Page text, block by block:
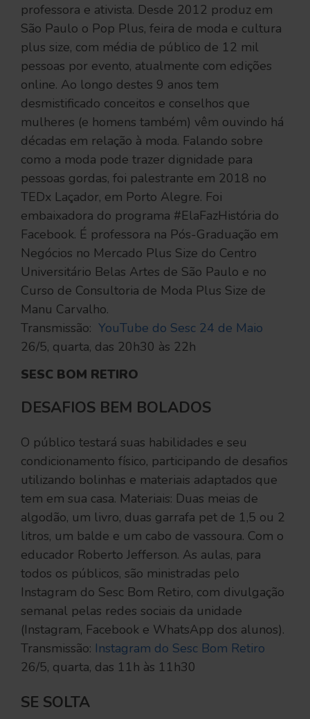
professora e ativista. Desde 2012 produz em
São Paulo o Pop Plus, feira de moda e cultura
plus size, com média de público de 12 mil
pessoas por evento, atualmente com edições
online. Ao longo destes 9 anos tem
desmistificado conceitos e conselhos que
mulheres (e homens também) vêm ouvindo há
décadas em relação à moda. Falando sobre
como a moda pode trazer dignidade para
pessoas gordas, foi palestrante em 2018 no
TEDx Laçador, em Porto Alegre. Foi
embaixadora do programa #ElaFazHistória do
Facebook. É professora na Pós-Graduação em
Negócios no Mercado Plus Size do Centro
Universitário Belas Artes de São Paulo e no
Curso de Consultoria de Moda Plus Size de
Manu Carvalho.
Transmissão: YouTube do Sesc 24 de Maio
26/5, quarta, das 20h30 às 22h
SESC BOM RETIRO
DESAFIOS BEM BOLADOS
O público testará suas habilidades e seu
condicionamento físico, participando de desafios
utilizando bolinhas e materiais adaptados que
tem em sua casa. Materiais: Duas meias de
algodão, um livro, duas garrafa pet de 1,5 ou 2
litros, um balde e um cabo de vassoura. Com o
educador Roberto Jefferson. As aulas, para
todos os públicos, são ministradas pelo
Instagram do Sesc Bom Retiro, com divulgação
semanal pelas redes sociais da unidade
(Instagram, Facebook e WhatsApp dos alunos).
Transmissão: Instagram do Sesc Bom Retiro
26/5, quarta, das 11h às 11h30
SE SOLTA